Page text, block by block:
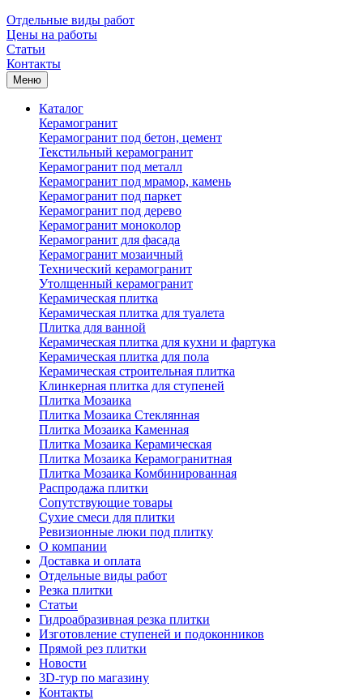
Отдельные виды работ
Цены на работы
Статьи
Контакты
Меню
Каталог
Керамогранит
Керамогранит под бетон, цемент
Текстильный керамогранит
Керамогранит под металл
Керамогранит под мрамор, камень
Керамогранит под паркет
Керамогранит под дерево
Керамогранит моноколор
Керамогранит для фасада
Керамогранит мозаичный
Технический керамогранит
Утолщенный керамогранит
Керамическая плитка
Керамическая плитка для туалета
Плитка для ванной
Керамическая плитка для кухни и фартука
Керамическая плитка для пола
Керамическая строительная плитка
Клинкерная плитка для ступеней
Плитка Мозаика
Плитка Мозаика Стеклянная
Плитка Мозаика Каменная
Плитка Мозаика Керамическая
Плитка Мозаика Керамогранитная
Плитка Мозаика Комбинированная
Распродажа плитки
Сопутствующие товары
Сухие смеси для плитки
Ревизионные люки под плитку
О компании
Доставка и оплата
Отдельные виды работ
Резка плитки
Статьи
Гидроабразивная резка плитки
Изготовление ступеней и подоконников
Прямой рез плитки
Новости
3D-тур по магазину
Контакты